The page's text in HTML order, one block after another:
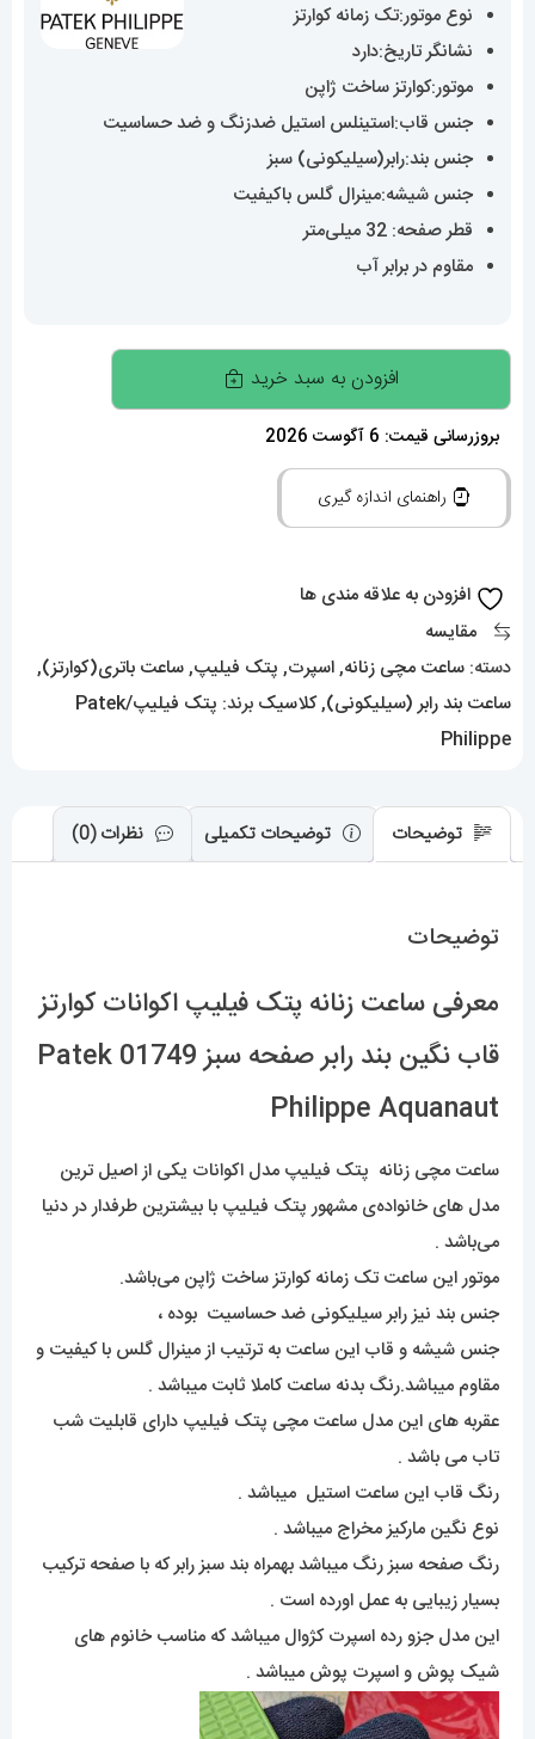
نوع موتور:تک زمانه کوارتز
نشانگر تاریخ:دارد
موتور:کوارتز ساخت ژاپن
جنس قاب:استینلس استیل ضدزنگ و ضد حساسیت
جنس بند:رابر(سیلیکونی) سبز
جنس شیشه:مینرال گلس باکیفیت
قطر صفحه: 32 میلی‌متر
مقاوم در برابر آب
ساعت
زنانه
پتک
فیلیپ
اکوانات
نگین
سبز
Patek
Philippe
عدد
افزودن به سبد خرید
بروزرسانی قیمت: 6 آگوست 2026
راهنمای اندازه گیری
افزودن به علاقه مندی ها
مقایسه
دسته: ساعت مچی زنانه,اسپرت, پتک فیلیپ,ساعت باتری(کوارتز),
ساعت بند رابر (سیلیکونی),کلاسیک برند:
پتک فیلیپ/Patek
Philippe
توضیحات توضیحات تکمیلی نظرات (0)
توضیحات
معرفی ساعت زنانه پتک فیلیپ اکوانات کوارتز
قاب نگین بند رابر صفحه سبز 01749 Patek
Philippe Aquanaut
ساعت مچی زنانه پتک فیلیپ مدل اکوانات یکی از اصیل ترین
مدل های خانواده‌ی مشهور پتک فیلیپ با بیشترین طرفدار در دنیا
می‌باشد .
موتور این ساعت تک زمانه کوارتز ساخت ژاپن می‌باشد.
جنس بند نیز رابر سیلیکونی ضد حساسیت بوده ،
جنس شیشه و قاب این ساعت به ترتیب از مینرال گلس با کیفیت و
مقاوم میباشد.رنگ بدنه ساعت کاملا ثابت میباشد .
عقربه های این مدل ساعت مچی پتک فیلیپ دارای قابلیت شب
تاب می باشد .
رنگ قاب این ساعت استیل میباشد .
نوع نگین مارکیز مخراج میباشد .
رنگ صفحه سبز رنگ میباشد بهمراه بند سبز رابر که با صفحه ترکیب
بسیار زیبایی به عمل اورده است .
این مدل جزو رده اسپرت کژوال میباشد که مناسب خانوم های
شیک پوش و اسپرت پوش میباشد .